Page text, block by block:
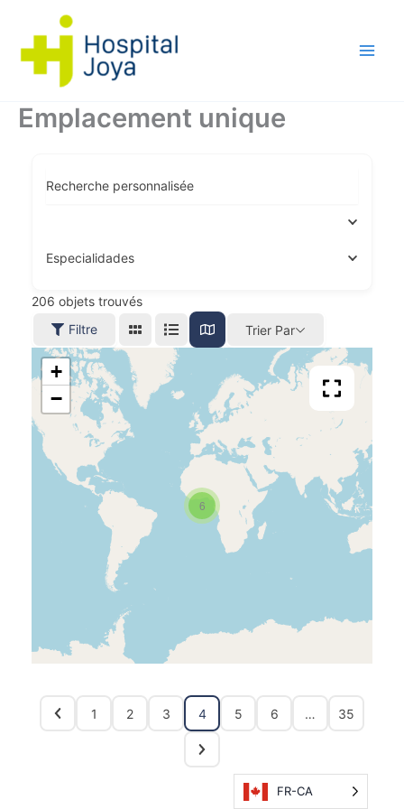
contenu
Emplacement unique
Recherche personnalisée
Especialidades
206 objets trouvés
Filtre
Trier Par
6
+
−
1 2 3 4 5 6 … 35
FR-CA